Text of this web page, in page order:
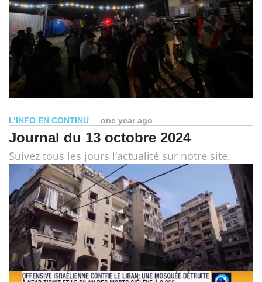
L’INFO EN CONTINU one year ago
Journal du 13 octobre 2024
Suivez tous les jours l’actualité sur notre site.